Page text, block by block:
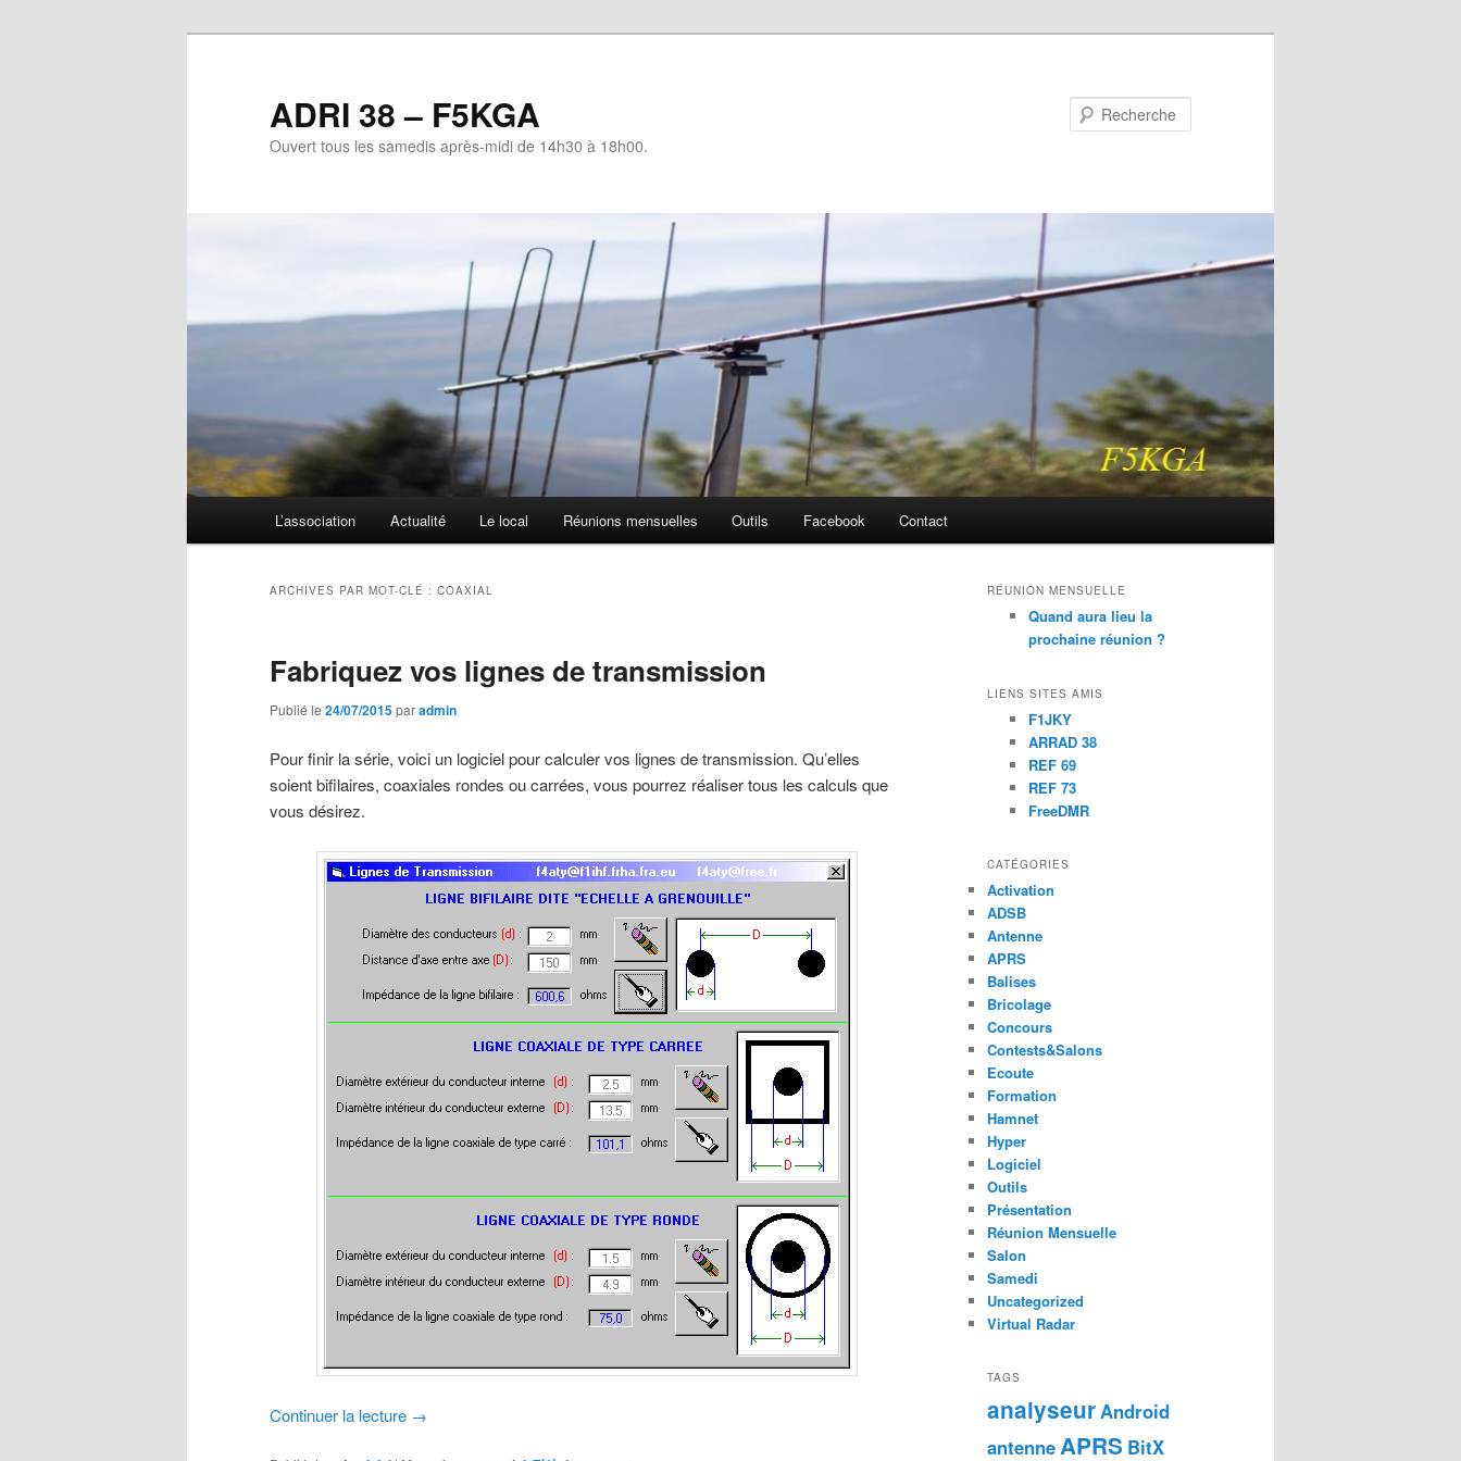
ADRI 38 – F5KGA
Ouvert tous les samedis après-midi de 14h30 à 18h00.
L’association Actualité Le local Réunions mensuelles Outils Facebook Contact
ARCHIVES PAR MOT-CLÉ : COAXIAL
Fabriquez vos lignes de transmission
Publié le 24/07/2015paradmin
Pour finir la série, voici un logiciel pour calculer vos lignes de transmission. Qu’elles
soient bifilaires, coaxiales rondes ou carrées, vous pourrez réaliser tous les calculs que
vous désirez.
Continuer la lecture →
RÉUNION MENSUELLE
Quand aura lieu la
prochaine réunion ?
LIENS SITES AMIS
F1JKY
ARRAD 38
REF 69
REF 73
FreeDMR
CATÉGORIES
Activation
ADSB
Antenne
APRS
Balises
Bricolage
Concours
Contests&Salons
Ecoute
Formation
Hamnet
Hyper
Logiciel
Outils
Présentation
Réunion Mensuelle
Salon
Samedi
Uncategorized
Virtual Radar
TAGS
analyseurAndroid
antenneAPRS BitX